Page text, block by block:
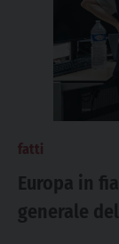
fatti
Europa in
generale